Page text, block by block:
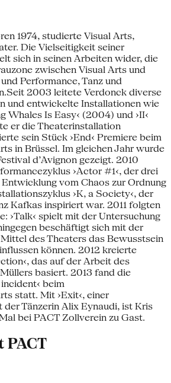
1974, studierte Visual Arts,
Die Vielseitigkeit seiner
sich in seinen Arbeiten wider, die
zwischen Visual Arts und
Performance, Tanz und
2003 leitete Verdonck diverse
und entwickelte Installationen wie
Whales Is Easy‹ (2004) und ›II‹
er die Theaterinstallation
sein Stück ›End‹ Premiere beim
in Brüssel. Im gleichen Jahr wurde
d’Avignon gezeigt. 2010
›Actor #1‹, der drei
vom Chaos zur Ordnung
›K, a Society‹, der
Kafkas inspiriert war. 2011 folgten
›Talk‹ spielt mit der Untersuchung
beschäftigt sich mit der
des Theaters das Bewusstsein
können. 2012 kreierte
das auf der Arbeit des
basiert. 2013 fand die
beim
statt. Mit ›Exit‹, einer
der Tänzerin Alix Eynaudi, ist Kris
bei PACT Zollverein zu Gast.
PACT